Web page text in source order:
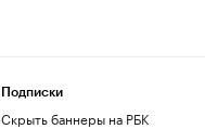
Подписки
Скрыть баннеры на РБК